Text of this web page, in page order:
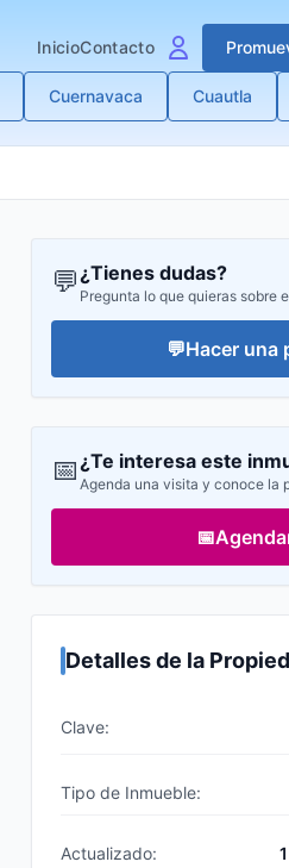
InicioContacto
Cuernavaca Cuautla
💬¿Tienes dudas?
Pregunta lo que quieras sobre
💬Hacer una
📅¿Te interesa este
Agenda una visita y conoce la
📅
Detalles de la
Clave:
Tipo de Inmueble:
Actualizado: